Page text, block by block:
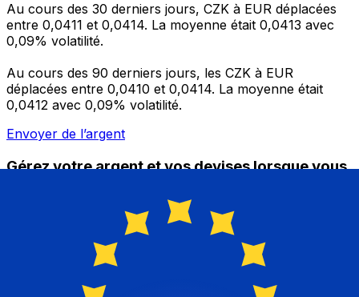
Au cours des 30 derniers jours, CZK à EUR déplacées
entre 0,0411 et 0,0414. La moyenne était 0,0413 avec
0,09% volatilité.
Au cours des 90 derniers jours, les CZK à EUR
déplacées entre 0,0410 et 0,0414. La moyenne était
0,0412 avec 0,09% volatilité.
Envoyer de l’argent
Gérez votre argent et vos devises lorsque vous
L'application Xe réunit toutes les fonctionnalités
nécessaires pour vos transferts d'argent internationaux
et la gestion de vos devises. Convertissez des devises,
programmez des alertes de taux et transférez de